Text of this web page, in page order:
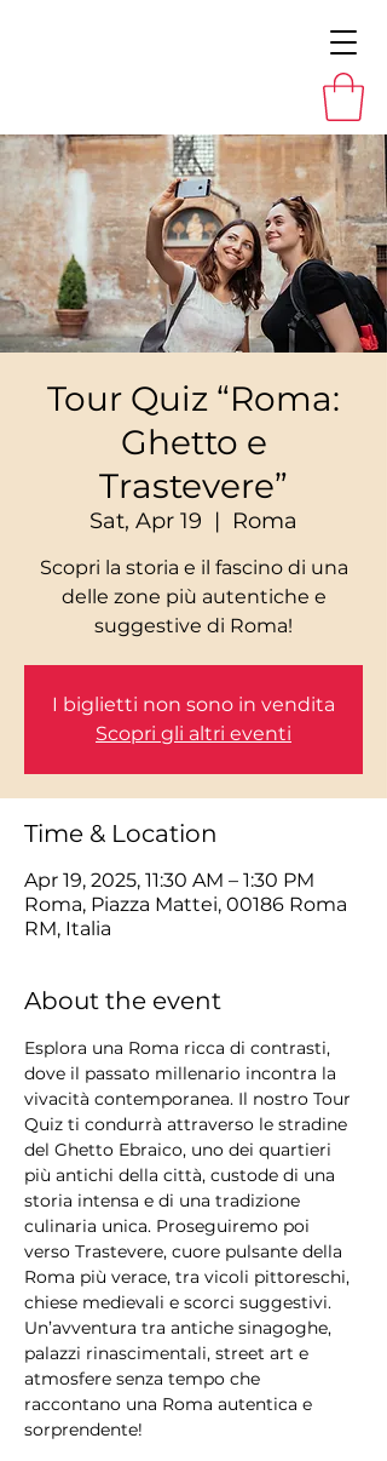
Tour Quiz “Roma:
Ghetto e
Trastevere”
Sat, Apr 19
  |
Roma
Scopri la storia e il fascino di una
delle zone più autentiche e
I biglietti non sono in vendita
Scopri gli altri eventi
Time & Location
Apr 19, 2025, 11:30 AM – 1:30 PM
Roma, Piazza Mattei, 00186 Roma
RM, Italia
About the event
Esplora una Roma ricca di contrasti,
dove il passato millenario incontra la
vivacità contemporanea. Il nostro Tour
Quiz ti condurrà attraverso le stradine
del Ghetto Ebraico, uno dei quartieri
più antichi della città, custode di una
storia intensa e di una tradizione
culinaria unica. Proseguiremo poi
verso Trastevere, cuore pulsante della
Roma più verace, tra vicoli pittoreschi,
chiese medievali e scorci suggestivi.
Un’avventura tra antiche sinagoghe,
palazzi rinascimentali, street art e
atmosfere senza tempo che
raccontano una Roma autentica e
sorprendente!